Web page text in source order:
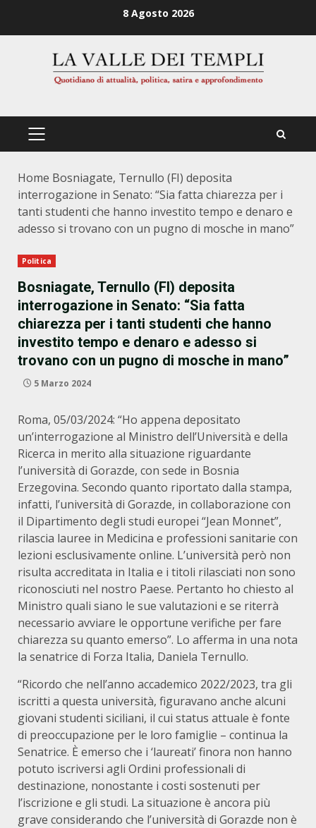
8 Agosto 2026
PRIMÄRES
Home Bosniagate, Ternullo (FI) deposita
interrogazione in Senato: “Sia fatta chiarezza per i
tanti studenti che hanno investito tempo e denaro e
adesso si trovano con un pugno di mosche in mano”
Politica
Bosniagate, Ternullo (FI) deposita
interrogazione in Senato: “Sia fatta
chiarezza per i tanti studenti che hanno
investito tempo e denaro e adesso si
trovano con un pugno di mosche in mano”
5 Marzo 2024
Roma, 05/03/2024: “Ho appena depositato
un’interrogazione al Ministro dell’Università e della
Ricerca in merito alla situazione riguardante
l’università di Gorazde, con sede in Bosnia
Erzegovina. Secondo quanto riportato dalla stampa,
infatti, l’università di Gorazde, in collaborazione con
il Dipartimento degli studi europei “Jean Monnet”,
rilascia lauree in Medicina e professioni sanitarie con
lezioni esclusivamente online. L’università però non
risulta accreditata in Italia e i titoli rilasciati non sono
riconosciuti nel nostro Paese. Pertanto ho chiesto al
Ministro quali siano le sue valutazioni e se riterrà
necessario avviare le opportune verifiche per fare
chiarezza su quanto emerso”. Lo afferma in una nota
la senatrice di Forza Italia, Daniela Ternullo.
“Ricordo che nell’anno accademico 2022/2023, tra gli
iscritti a questa università, figuravano anche alcuni
giovani studenti siciliani, il cui status attuale è fonte
di preoccupazione per le loro famiglie – continua la
Senatrice. È emerso che i ‘laureati’ finora non hanno
potuto iscriversi agli Ordini professionali di
destinazione, nonostante i costi sostenuti per
l’iscrizione e gli studi. La situazione è ancora più
grave considerando che l’università di Gorazde non è